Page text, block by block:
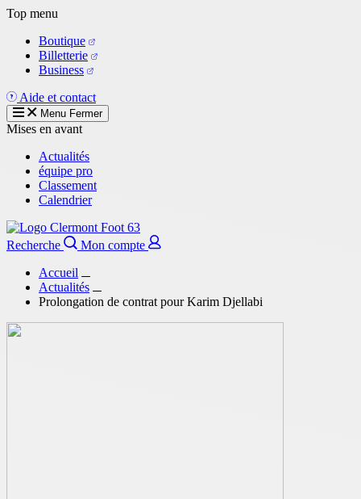
Aller
contenu
principal
Top menu
Boutique
Billetterie
Business
Aide et contact
Menu Fermer
Mises en avant
Actualités
équipe pro
Classement
Calendrier
Recherche
Mon compte
Accueil
Actualités
Prolongation de contrat pour Karim Djellabi